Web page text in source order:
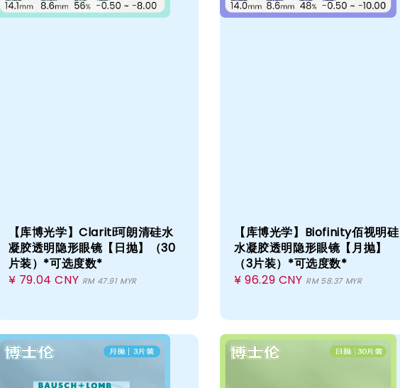
【库博光学】Clariti珂朗清硅水
凝胶透明隐形眼镜【日抛】（30
片装）*可选度数*
Regular
¥ 79.04 CNY RM 47.91 MYR
【库博光学】Biofinity佰视明硅
水凝胶透明隐形眼镜【月抛】
（3片装）*可选度数*
Regular
¥ 96.29 CNY RM 58.37 MYR